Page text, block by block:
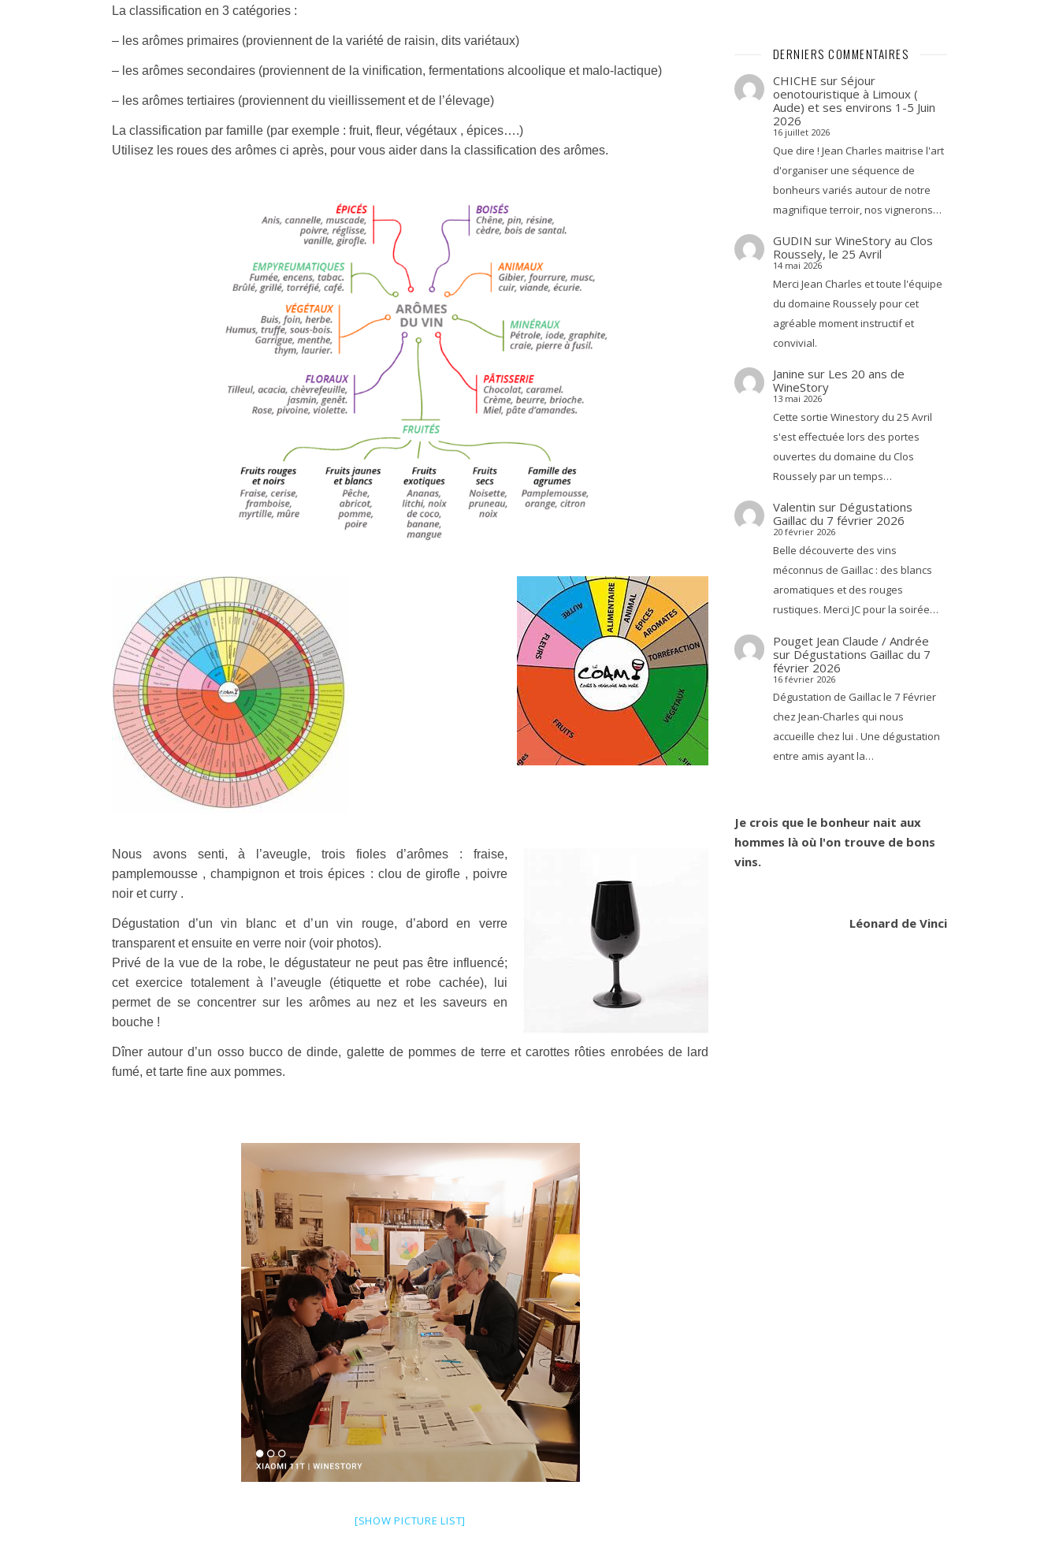
La classification en 3 catégories :
– les arômes primaires (proviennent de la variété de raisin, dits variétaux)
– les arômes secondaires (proviennent de la vinification, fermentations alcoolique et malo-lactique)
– les arômes tertiaires (proviennent du vieillissement et de l’élevage)
La classification par famille (par exemple : fruit, fleur, végétaux , épices….)
Utilisez les roues des arômes ci après, pour vous aider dans la classification des arômes.
Nous avons senti, à l’aveugle, trois fioles d’arômes : fraise,
pamplemousse , champignon et trois épices : clou de girofle , poivre
noir et curry .
Dégustation d’un vin blanc et d’un vin rouge, d’abord en verre
transparent et ensuite en verre noir (voir photos).
Privé de la vue de la robe, le dégustateur ne peut pas être influencé;
cet exercice totalement à l’aveugle (étiquette et robe cachée), lui
permet de se concentrer sur les arômes au nez et les saveurs en
bouche !
Dîner autour d’un osso bucco de dinde, galette de pommes de terre et carottes rôties enrobées de lard
fumé, et tarte fine aux pommes.
[SHOW PICTURE LIST]
DERNIERS COMMENTAIRES
CHICHE sur Séjour
oenotouristique à Limoux (
Aude) et ses environs 1-5 Juin
2026
16 juillet 2026
Que dire ! Jean Charles maitrise l'art
d'organiser une séquence de
bonheurs variés autour de notre
magnifique terroir, nos vignerons…
GUDIN sur WineStory au Clos
Roussely, le 25 Avril
14 mai 2026
Merci Jean Charles et toute l'équipe
du domaine Roussely pour cet
agréable moment instructif et
convivial.
Janine sur Les 20 ans de
WineStory
13 mai 2026
Cette sortie Winestory du 25 Avril
s'est effectuée lors des portes
ouvertes du domaine du Clos
Roussely par un temps…
Valentin sur Dégustations
Gaillac du 7 février 2026
20 février 2026
Belle découverte des vins
méconnus de Gaillac : des blancs
aromatiques et des rouges
rustiques. Merci JC pour la soirée…
Pouget Jean Claude / Andrée
sur Dégustations Gaillac du 7
février 2026
16 février 2026
Dégustation de Gaillac le 7 Février
chez Jean-Charles qui nous
accueille chez lui . Une dégustation
entre amis ayant la…
Je crois que le bonheur nait aux
hommes là où l'on trouve de bons
vins.
Léonard de Vinci